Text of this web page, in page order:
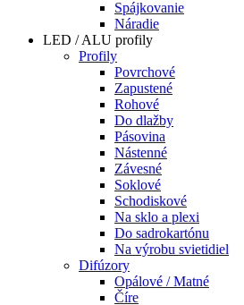
Spájkovanie
Náradie
LED / ALU profily
Profily
Povrchové
Zapustené
Rohové
Do dlažby
Pásovina
Nástenné
Závesné
Soklové
Schodiskové
Na sklo a plexi
Do sadrokartónu
Na výrobu svietidiel
Difúzory
Opálové / Matné
Číre